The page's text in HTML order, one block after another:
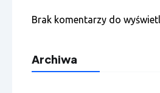
Brak komentarzy do
Archiwa